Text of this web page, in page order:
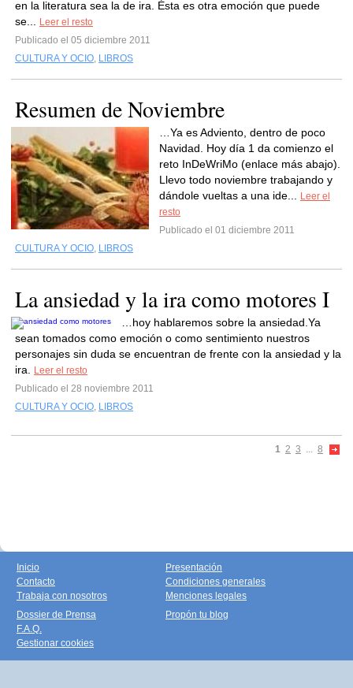
en la literatura sea la de ira. Ésta es otra emoción que puede
se...
Leer el resto
Publicado el 05 diciembre 2011
CULTURA Y OCIO, LIBROS
Resumen de Noviembre
…Ya es Adviento, dentro de poco
Navidad. Hoy día 1 da comienzo el
reto InDeWriMo (enlace más abajo).
Llevo todo noviembre trabajando y
dándole vueltas a una ide...
Leer el
resto
Publicado el 01 diciembre 2011
CULTURA Y OCIO, LIBROS
La ansiedad y la ira como motores I
…hoy hablaremos sobre la ansiedad.Ya
sean tomados como emoción o como sentimiento nuestros
personajes sin duda se encuentran de frente con la ansiedad y la
ira.
Leer el resto
Publicado el 28 noviembre 2011
CULTURA Y OCIO, LIBROS
1 2 3 ... 8
Inicio
Contacto
Trabaja con nosotros
Presentación
Condiciones generales
Menciones legales
Dossier de Prensa
F.A.Q.
Gestionar cookies
Propón tu blog